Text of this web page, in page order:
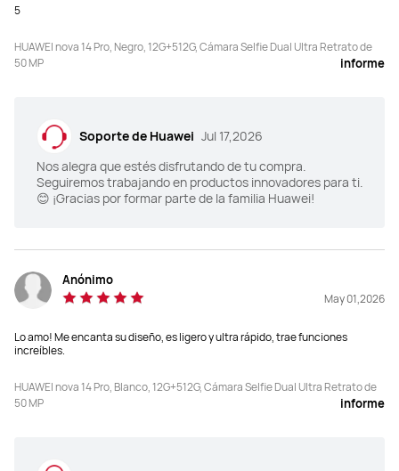
5
HUAWEI nova 14 Pro, Negro, 12G+512G, Cámara Selfie Dual Ultra Retrato de
50 MP
informe
Soporte de Huawei Jul 17,2026
Nos alegra que estés disfrutando de tu compra.
Seguiremos trabajando en productos innovadores para ti.
😊 ¡Gracias por formar parte de la familia Huawei!
Anónimo
May 01,2026
Lo amo! Me encanta su diseño, es ligero y ultra rápido, trae funciones
increíbles.
HUAWEI nova 14 Pro, Blanco, 12G+512G, Cámara Selfie Dual Ultra Retrato de
50 MP
informe